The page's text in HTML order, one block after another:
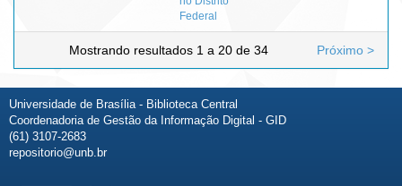
Federal
Mostrando resultados 1 a 20 de 34 Próximo >
Universidade de Brasília - Biblioteca Central
Coordenadoria de Gestão da Informação Digital - GID
(61) 3107-2683
repositorio@unb.br